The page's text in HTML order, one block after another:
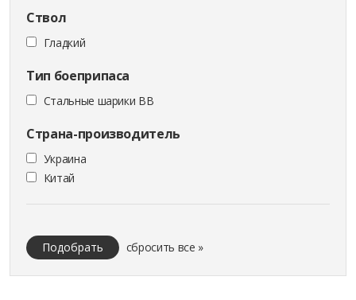
Ствол
Гладкий
Тип боеприпаса
Стальные шарики ВВ
Страна-производитель
Украина
Китай
Подобрать сбросить все »